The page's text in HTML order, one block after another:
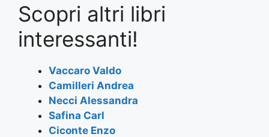
c
e
b
o
o
k
itt
er
at
s
A
p
p
e
gr
a
m
ai
l
ar
Scopri altri libri
interessanti!
Vaccaro Valdo
Camilleri Andrea
Necci Alessandra
Safina Carl
Ciconte Enzo